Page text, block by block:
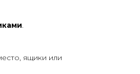
.
ящики или